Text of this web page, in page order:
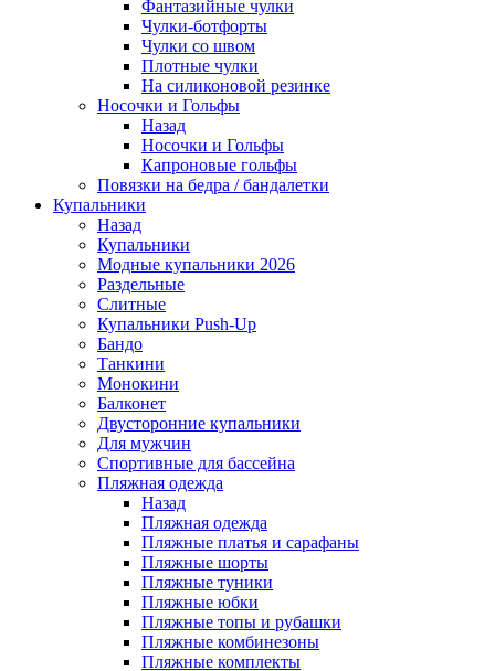
Фантазийные чулки
Чулки-ботфорты
Чулки со швом
Плотные чулки
На силиконовой резинке
Носочки и Гольфы
Назад
Носочки и Гольфы
Капроновые гольфы
Повязки на бедра / бандалетки
Купальники
Назад
Купальники
Модные купальники 2026
Раздельные
Слитные
Купальники Push-Up
Бандо
Танкини
Монокини
Балконет
Двусторонние купальники
Для мужчин
Спортивные для бассейна
Пляжная одежда
Назад
Пляжная одежда
Пляжные платья и сарафаны
Пляжные шорты
Пляжные туники
Пляжные юбки
Пляжные топы и рубашки
Пляжные комбинезоны
Пляжные комплекты